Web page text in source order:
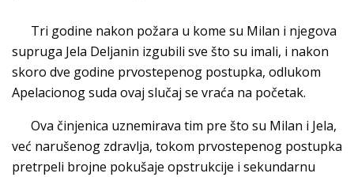
Tri godine nakon požara u kome su Milan i njegova
supruga Jela Deljanin izgubili sve što su imali, i nakon
skoro dve godine prvostepenog postupka, odlukom
Apelacionog suda ovaj slučaj se vraća na početak.
Ova činjenica uznemirava tim pre što su Milan i Jela,
već narušenog zdravlja, tokom prvostepenog postupka
pretrpeli brojne pokušaje opstrukcije i sekundarnu